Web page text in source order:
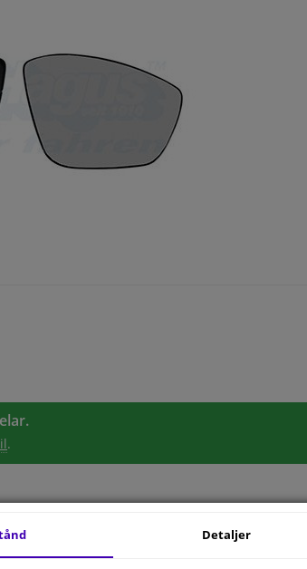
.
ORIGINALNUMMER
Detaljer